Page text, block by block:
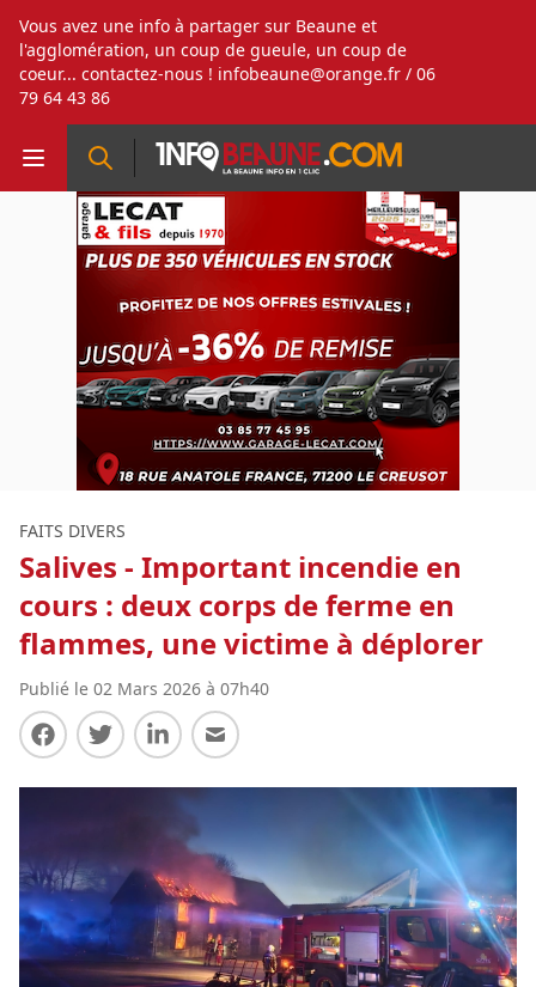
Vous avez une info à partager sur Beaune et
l'agglomération, un coup de gueule, un coup de
coeur... contactez-nous ! infobeaune@orange.fr / 06
79 64 43 86
FAITS DIVERS
Salives - Important incendie en
cours : deux corps de ferme en
flammes, une victime à déplorer
Publié le 02 Mars 2026 à 07h40
Partager sur Facebook
Partager sur Twitter
Partager sur LinkedIn
Partager par E-mail